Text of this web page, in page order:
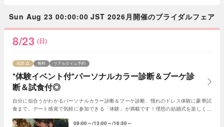
Sun Aug 23 00:00:00 JST 2026月開催のブライダルフェア
8/23 (日)
*体験イベント付*パーソナルカラー診断＆ブーケ診
断＆試食付◎
残席 無料 リアルタイム予約
自分に似合うがわかるパーソナルカラー診断＆ブーケ診断、憧れのドレス体験に豪華試
食まで。デート感覚で気軽に参加できる「体験」が満載です！理想の結婚式を楽しく見
09:00～ 13:00～ 16:30～